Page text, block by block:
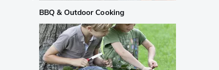
BBQ & Outdoor Cooking